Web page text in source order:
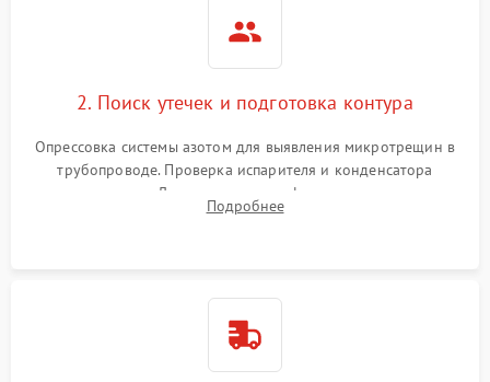
2. Поиск утечек и подготовка контура
Опрессовка системы азотом для выявления микротрещин в
трубопроводе. Проверка испарителя и конденсатора
течеискателем. Демонтаж старого фильтра-осушителя и
продувка капиллярной трубки для устранения засоров.
Подробнее